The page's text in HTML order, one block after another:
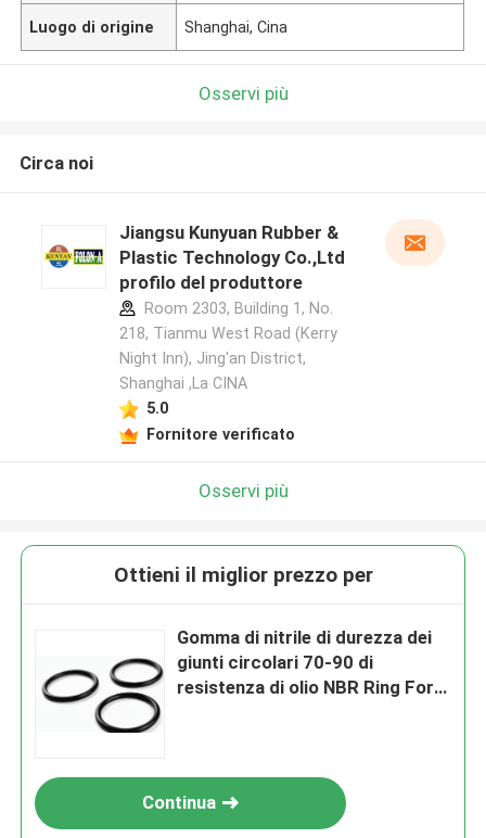
Luogo di origine Shanghai, Cina
Osservi più
Circa noi
Jiangsu Kunyuan Rubber &
Plastic Technology Co.,Ltd
profilo del produttore
Room 2303, Building 1, No.
218, Tianmu West Road (Kerry
Night Inn), Jing'an District,
Shanghai ,La CINA
5.0
Fornitore verificato
Osservi più
Ottieni il miglior prezzo per
Gomma di nitrile di durezza dei
giunti circolari 70-90 di
resistenza di olio NBR Ring For
Continua